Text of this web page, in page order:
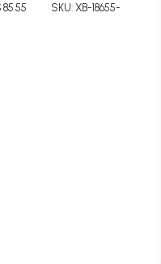
85.55 SKU: XB-18655-